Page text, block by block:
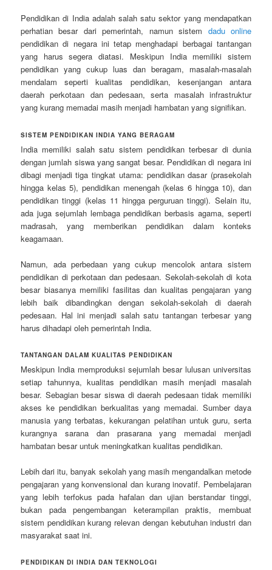
Pendidikan di India adalah salah satu sektor yang mendapatkan
perhatian besar dari pemerintah, namun sistem dadu online
pendidikan di negara ini tetap menghadapi berbagai tantangan
yang harus segera diatasi. Meskipun India memiliki sistem
pendidikan yang cukup luas dan beragam, masalah-masalah
mendalam seperti kualitas pendidikan, kesenjangan antara
daerah perkotaan dan pedesaan, serta masalah infrastruktur
yang kurang memadai masih menjadi hambatan yang signifikan.
SISTEM PENDIDIKAN INDIA YANG BERAGAM
India memiliki salah satu sistem pendidikan terbesar di dunia
dengan jumlah siswa yang sangat besar. Pendidikan di negara ini
dibagi menjadi tiga tingkat utama: pendidikan dasar (prasekolah
hingga kelas 5), pendidikan menengah (kelas 6 hingga 10), dan
pendidikan tinggi (kelas 11 hingga perguruan tinggi). Selain itu,
ada juga sejumlah lembaga pendidikan berbasis agama, seperti
madrasah, yang memberikan pendidikan dalam konteks
keagamaan.
Namun, ada perbedaan yang cukup mencolok antara sistem
pendidikan di perkotaan dan pedesaan. Sekolah-sekolah di kota
besar biasanya memiliki fasilitas dan kualitas pengajaran yang
lebih baik dibandingkan dengan sekolah-sekolah di daerah
pedesaan. Hal ini menjadi salah satu tantangan terbesar yang
harus dihadapi oleh pemerintah India.
TANTANGAN DALAM KUALITAS PENDIDIKAN
Meskipun India memproduksi sejumlah besar lulusan universitas
setiap tahunnya, kualitas pendidikan masih menjadi masalah
besar. Sebagian besar siswa di daerah pedesaan tidak memiliki
akses ke pendidikan berkualitas yang memadai. Sumber daya
manusia yang terbatas, kekurangan pelatihan untuk guru, serta
kurangnya sarana dan prasarana yang memadai menjadi
hambatan besar untuk meningkatkan kualitas pendidikan.
Lebih dari itu, banyak sekolah yang masih mengandalkan metode
pengajaran yang konvensional dan kurang inovatif. Pembelajaran
yang lebih terfokus pada hafalan dan ujian berstandar tinggi,
bukan pada pengembangan keterampilan praktis, membuat
sistem pendidikan kurang relevan dengan kebutuhan industri dan
masyarakat saat ini.
PENDIDIKAN DI INDIA DAN TEKNOLOGI